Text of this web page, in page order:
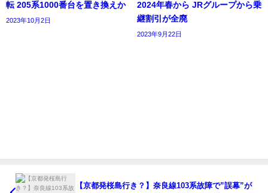
転 205系1000番台を置き換えか
2023年10月2日
2024年春から JRグループから乗
継割引が全廃
2023年9月22日
【京都発桜島行き？】奈良線103系故障で”誤幕”が